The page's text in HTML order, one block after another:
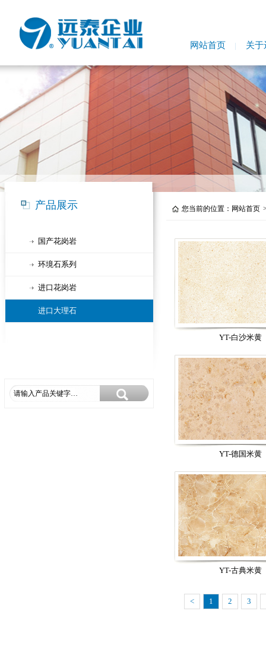
网站首页 关于
产品展示
国产花岗岩
环境石系列
进口花岗岩
进口大理石
您当前的位置： 网站首页
YT-白沙米黄
YT-德国米黄
YT-古典米黄
< 1 2 3